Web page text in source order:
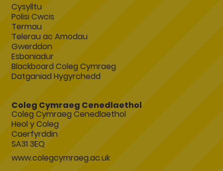
Cysylltu
Polisi Cwcis
Termau
Telerau ac Amodau
Gwerddon
Esboniadur
Blackboard Coleg Cymraeg
Datganiad Hygyrchedd
Coleg Cymraeg Cenedlaethol
Coleg Cymraeg Cenedlaethol
Heol y Coleg
Caerfyrddin
SA31 3EQ
www.colegcymraeg.ac.uk